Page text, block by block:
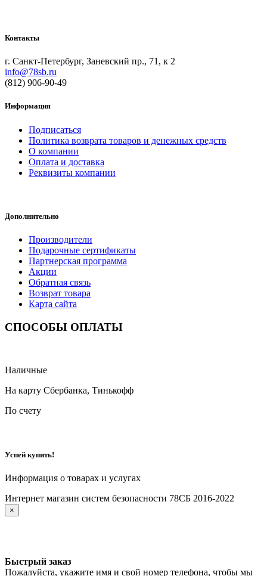
Контакты
г. Санкт-Петербург, Заневский пр., 71, к 2
info@78sb.ru
(812) 906-90-49
Информация
Подписаться
Политика возврата товаров и денежных средств
О компании
Оплата и доставка
Реквизиты компании
Дополнительно
Производители
Подарочные сертификаты
Партнерская программа
Акции
Обратная связь
Возврат товара
Карта сайта
СПОСОБЫ ОПЛАТЫ
Наличные
На карту Сбербанка, Тинькофф
По счету
Успей купить!
Информация о товарах и услугах
Интернет магазин систем безопасности 78СБ 2016-2022
×
Быстрый заказ
Пожалуйста, укажите имя и свой номер телефона, чтобы мы